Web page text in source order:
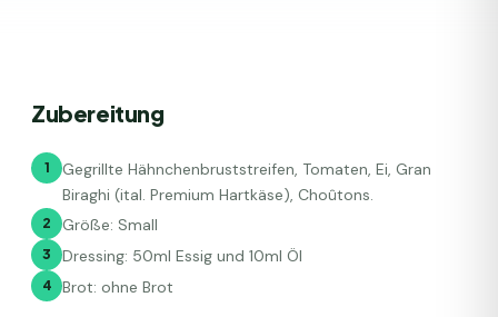
Zubereitung
1
Gegrillte Hähnchenbruststreifen, Tomaten, Ei, Gran
Biraghi (ital. Premium Hartkäse), Choûtons.
2 Größe: Small
3 Dressing: 50ml Essig und 10ml Öl
4 Brot: ohne Brot